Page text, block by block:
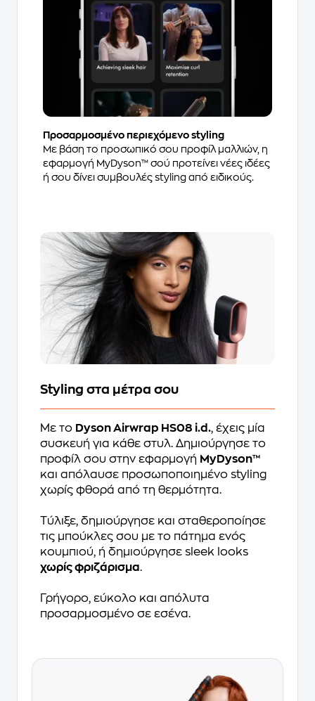
Προσαρμοσμένο περιεχόμενο styling
Με βάση το προσωπικό σου προφίλ μαλλιών, η
εφαρμογή MyDyson™ σού προτείνει νέες ιδέες
ή σου δίνει συμβουλές styling από ειδικούς.
Styling στα μέτρα σου
Με το Dyson Airwrap HS08 i.d., έχεις μία
συσκευή για κάθε στυλ. Δημιούργησε το
προφίλ σου στην εφαρμογή MyDyson™
και απόλαυσε προσωποποιημένο styling
χωρίς φθορά από τη θερμότητα.
Τύλιξε, δημιούργησε και σταθεροποίησε
τις μπούκλες σου με το πάτημα ενός
κουμπιού, ή δημιούργησε sleek looks
χωρίς φριζάρισμα.
Γρήγορο, εύκολο και απόλυτα
προσαρμοσμένο σε εσένα.